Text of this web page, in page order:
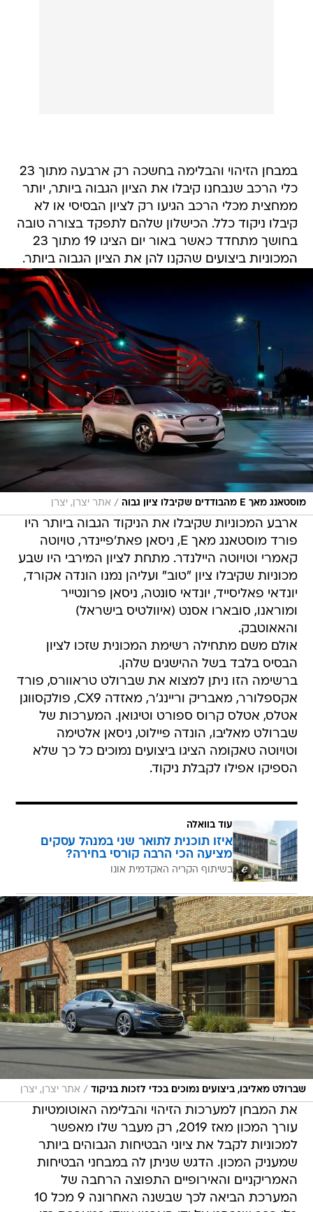
במבחן הזיהוי והבלימה בחשכה רק ארבעה מתוך 23
כלי הרכב שנבחנו קיבלו את הציון הגבוה ביותר, יותר
ממחצית מכלי הרכב הגיעו רק לציון הבסיסי או לא
קיבלו ניקוד כלל. הכישלון שלהם לתפקד בצורה טובה
בחושך מתחדד כאשר באור יום הציגו 19 מתוך 23
המכוניות ביצועים שהקנו להן את הציון הגבוה ביותר.
מוסטאנג מאך E מהבודדים שקיבלו ציון גבוה / אתר יצרן, יצרן
ארבע המכוניות שקיבלו את הניקוד הגבוה ביותר היו
פורד מוסטאנג מאך E, ניסאן פאת'פיינדר, טויוטה
קאמרי וטויוטה היילנדר. מתחת לציון המירבי היו שבע
מכוניות שקיבלו ציון "טוב" ועליהן נמנו הונדה אקורד,
יונדאי פאליסייד, יונדאי סונטה, ניסאן פרונטייר
ומוראנו, סובארו אסנט (איוולטיס בישראל)
והאאוטבק.
אולם משם מתחילה רשימת המכונית שזכו לציון
הבסיס בלבד בשל ההישגים שלהן.
ברשימה הזו ניתן למצוא את שברולט טראוורס, פורד
אקספלורר, מאבריק וריינג'ר, מאזדה CX9, פולקסווגן
אטלס, אטלס קרוס ספורט וטיגואן. המערכות של
שברולט מאליבו, הונדה פיילוט, ניסאן אלטימה
וטויוטה טאקומה הציגו ביצועים נמוכים כל כך שלא
הספיקו אפילו לקבלת ניקוד.
עוד בוואלה
איזו תוכנית לתואר שני במנהל עסקים
מציעה הכי הרבה קורסי בחירה?
בשיתוף הקריה האקדמית אונו
שברולט מאליבו, ביצועים נמוכים בכדי לזכות בניקוד / אתר יצרן, יצרן
את המבחן למערכות הזיהוי והבלימה האוטומטיות
עורך המכון מאז 2019, רק מעבר שלו מאפשר
למכוניות לקבל את ציוני הבטיחות הגבוהים ביותר
שמעניק המכון. הדגש שניתן לה במבחני הבטיחות
האמריקניים והאירופיים התפוצה הרחבה של
המערכת הביאה לכך שבשנה האחרונה 9 מכל 10